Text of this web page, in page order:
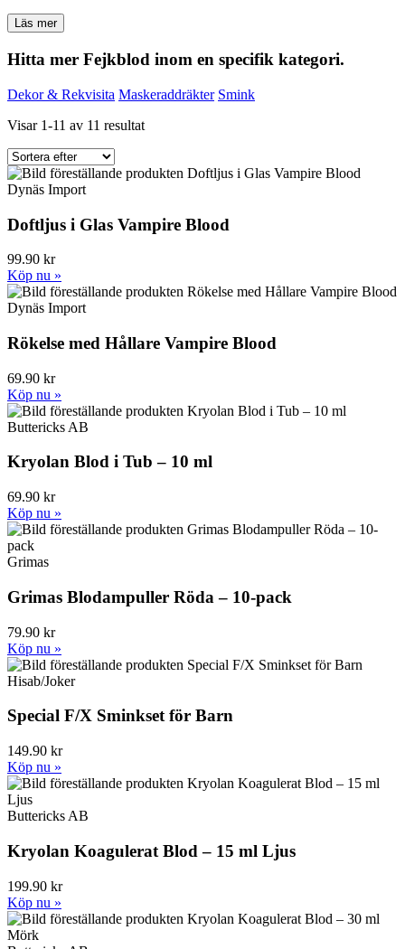
Läs mer
Hitta mer Fejkblod inom en specifik kategori.
Dekor & Rekvisita Maskeraddräkter Smink
Visar 1-11 av 11 resultat
Dynäs Import
Doftljus i Glas Vampire Blood
99.90 kr
Köp nu »
Dynäs Import
Rökelse med Hållare Vampire Blood
69.90 kr
Köp nu »
Buttericks AB
Kryolan Blod i Tub – 10 ml
69.90 kr
Köp nu »
Grimas
Grimas Blodampuller Röda – 10-pack
79.90 kr
Köp nu »
Hisab/Joker
Special F/X Sminkset för Barn
149.90 kr
Köp nu »
Buttericks AB
Kryolan Koagulerat Blod – 15 ml Ljus
199.90 kr
Köp nu »